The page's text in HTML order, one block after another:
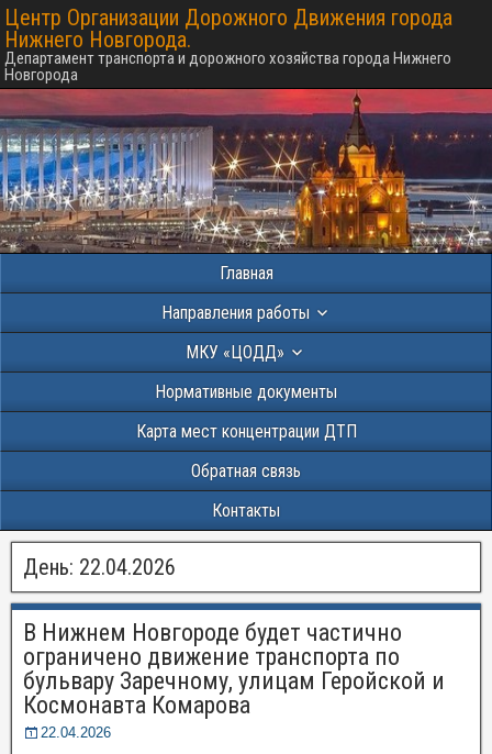
Центр Организации Дорожного Движения города
Нижнего Новгорода.
Департамент транспорта и дорожного хозяйства города Нижнего
Новгорода
Главная
Направления работы
МКУ «ЦОДД»
Нормативные документы
Карта мест концентрации ДТП
Обратная связь
Контакты
День: 22.04.2026
В Нижнем Новгороде будет частично
ограничено движение транспорта по
бульвару Заречному, улицам Геройской и
Космонавта Комарова
22.04.2026